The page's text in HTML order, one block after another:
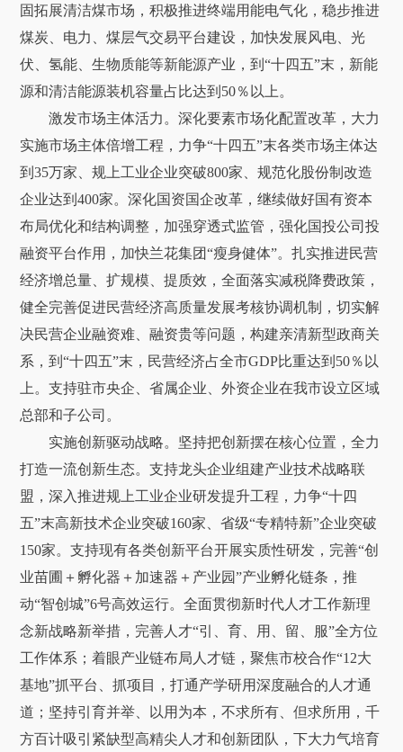
固拓展清洁煤市场，积极推进终端用能电气化，稳步推进
煤炭、电力、煤层气交易平台建设，加快发展风电、光
伏、氢能、生物质能等新能源产业，到“十四五”末，新能
源和清洁能源装机容量占比达到50％以上。
激发市场主体活力。深化要素市场化配置改革，大力
实施市场主体倍增工程，力争“十四五”末各类市场主体达
到35万家、规上工业企业突破800家、规范化股份制改造
企业达到400家。深化国资国企改革，继续做好国有资本
布局优化和结构调整，加强穿透式监管，强化国投公司投
融资平台作用，加快兰花集团“瘦身健体”。扎实推进民营
经济增总量、扩规模、提质效，全面落实减税降费政策，
健全完善促进民营经济高质量发展考核协调机制，切实解
决民营企业融资难、融资贵等问题，构建亲清新型政商关
系，到“十四五”末，民营经济占全市GDP比重达到50％以
上。支持驻市央企、省属企业、外资企业在我市设立区域
总部和子公司。
实施创新驱动战略。坚持把创新摆在核心位置，全力
打造一流创新生态。支持龙头企业组建产业技术战略联
盟，深入推进规上工业企业研发提升工程，力争“十四
五”末高新技术企业突破160家、省级“专精特新”企业突破
150家。支持现有各类创新平台开展实质性研发，完善“创
业苗圃＋孵化器＋加速器＋产业园”产业孵化链条，推
动“智创城”6号高效运行。全面贯彻新时代人才工作新理
念新战略新举措，完善人才“引、育、用、留、服”全方位
工作体系；着眼产业链布局人才链，聚焦市校合作“12大
基地”抓平台、抓项目，打通产学研用深度融合的人才通
道；坚持引育并举、以用为本，不求所有、但求所用，千
方百计吸引紧缺型高精尖人才和创新团队，下大力气培育